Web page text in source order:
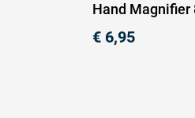
Hand Magnifier
€ 6,95